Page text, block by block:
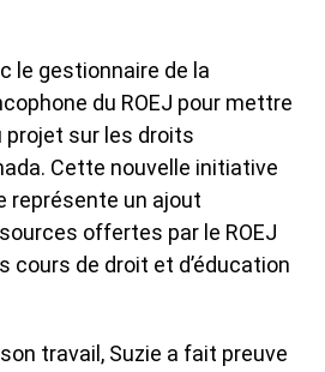
le gestionnaire de la
du ROEJ pour mettre
projet sur les droits
Cette nouvelle initiative
représente un ajout
offertes par le ROEJ
cours de droit et d’éducation
travail, Suzie a fait preuve